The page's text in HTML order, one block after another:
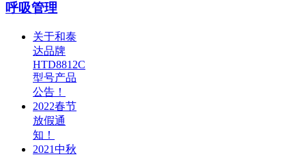
呼吸管理
关于和泰
达品牌
HTD8812C
型号产品
公告！
2022春节
放假通
知！
2021中秋